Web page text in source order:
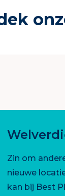
Zin om
nieuwe
kan bij Best